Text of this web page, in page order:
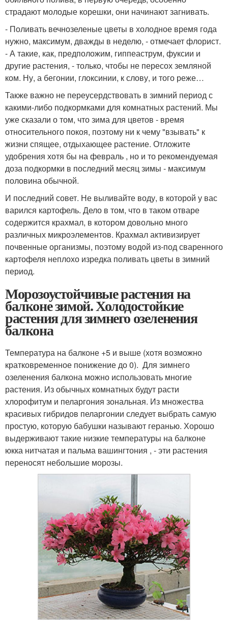
страдают молодые корешки, они начинают загнивать.
- Поливать вечнозеленые цветы в холодное время года
нужно, максимум, дважды в неделю, - отмечает флорист.
- А такие, как, предположим, гиппеаструм, фуксии и
другие растения, - только, чтобы не пересох земляной
ком. Ну, а бегонии, глоксинии, к слову, и того реже…
Также важно не переусердствовать в зимний период с
какими-либо подкормками для комнатных растений. Мы
уже сказали о том, что зима для цветов - время
относительного покоя, поэтому ни к чему "взывать" к
жизни спящее, отдыхающее растение. Отложите
удобрения хотя бы на февраль , но и то рекомендуемая
доза подкормки в последний месяц зимы - максимум
половина обычной.
И последний совет. Не выливайте воду, в которой у вас
варился картофель. Дело в том, что в таком отваре
содержится крахмал, в котором довольно много
различных микроэлементов. Крахмал активизирует
почвенные организмы, поэтому водой из-под сваренного
картофеля неплохо изредка поливать цветы в зимний
период.
Морозоустойчивые растения на
балконе зимой. Холодостойкие
растения для зимнего озеленения
балкона
Температура на балконе +5 и выше (хотя возможно
кратковременное понижение до 0). Для зимнего
озеленения балкона можно использовать многие
растения. Из обычных комнатных будут расти
хлорофитум и пеларгония зональная. Из множества
красивых гибридов пеларгонии следует выбрать самую
простую, которую бабушки называют геранью. Хорошо
выдерживают такие низкие температуры на балконе
юкка нитчатая и пальма вашингтония , - эти растения
переносят небольшие морозы.